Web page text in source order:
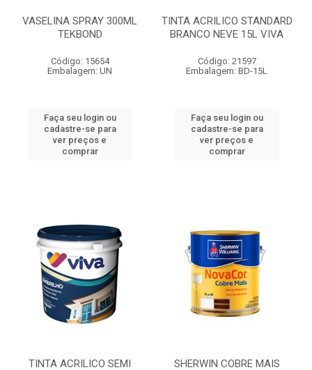
VASELINA SPRAY 300ML
TEKBOND
Código: 15654
Embalagem: UN
Faça seu login ou
cadastre-se para
ver preços e
comprar
TINTA ACRILICO STANDARD
BRANCO NEVE 15L VIVA
Código: 21597
Embalagem: BD-15L
Faça seu login ou
cadastre-se para
ver preços e
comprar
TINTA ACRILICO SEMI
SHERWIN COBRE MAIS